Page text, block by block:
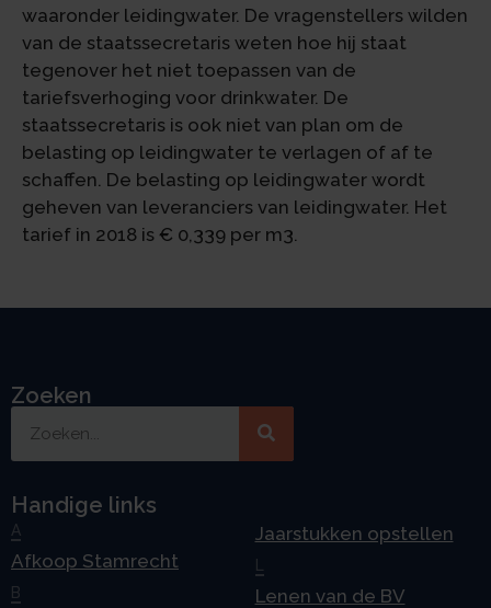
waaronder leidingwater. De vragenstellers wilden
van de staatssecretaris weten hoe hij staat
tegenover het niet toepassen van de
tariefsverhoging voor drinkwater. De
staatssecretaris is ook niet van plan om de
belasting op leidingwater te verlagen of af te
schaffen. De belasting op leidingwater wordt
geheven van leveranciers van leidingwater. Het
tarief in 2018 is € 0,339 per m3.
Zoeken
Handige links
A
Afkoop Stamrecht
B
Jaarstukken opstellen
Lenen van de BV